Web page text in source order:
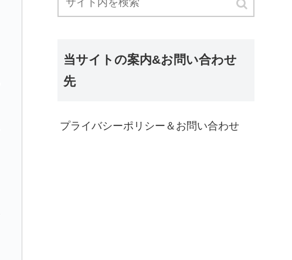
当サイトの案内&お問い合わせ
先
プライバシーポリシー＆お問い合わせ